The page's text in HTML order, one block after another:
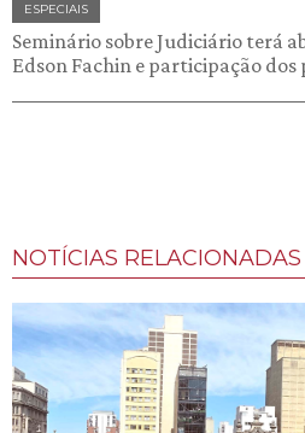
ESPECIAIS
Seminário sobre Judiciário terá
Edson Fachin e participação dos
NOTÍCIAS RELACIONADAS